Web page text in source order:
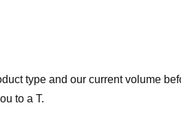
type and our current volume
to a T.